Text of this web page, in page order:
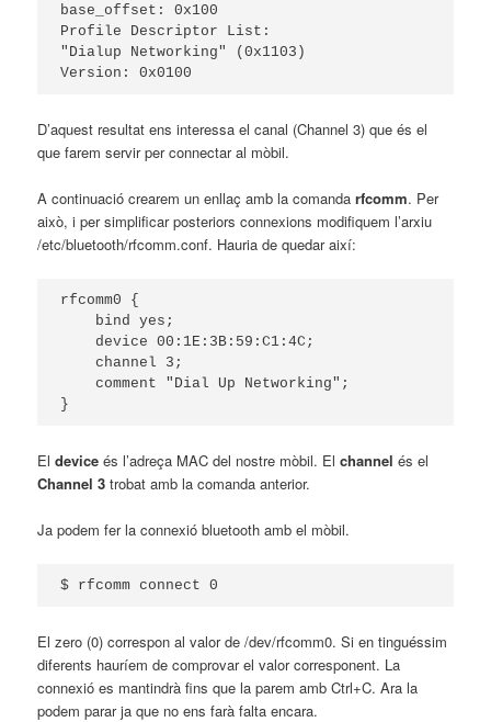
base_offset: 0x100
Profile Descriptor List:
"Dialup Networking" (0x1103)
Version: 0x0100
D’aquest resultat ens interessa el canal (Channel 3) que és el
que farem servir per connectar al mòbil.
A continuació crearem un enllaç amb la comandarfcomm. Per
això, i per simplificar posteriors connexions modifiquem l’arxiu
/etc/bluetooth/rfcomm.conf. Hauria de quedar així:
rfcomm0 {
    bind yes;
    device 00:1E:3B:59:C1:4C;
    channel 3;
    comment "Dial Up Networking";
}
Eldevice és l’adreça MAC del nostre mòbil. Elchannel és el
Channel 3 trobat amb la comanda anterior.
Ja podem fer la connexió bluetooth amb el mòbil.
$ rfcomm connect 0
El zero (0) correspon al valor de /dev/rfcomm0. Si en tinguéssim
diferents hauríem de comprovar el valor corresponent. La
connexió es mantindrà fins que la parem amb Ctrl+C. Ara la
podem parar ja que no ens farà falta encara.